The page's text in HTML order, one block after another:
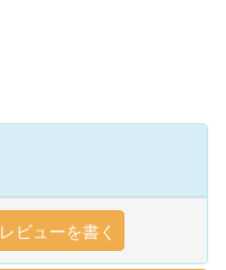
レビューを書く